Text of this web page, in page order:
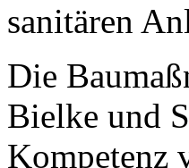
sanitären
Die
Bielke und
Kompetenz